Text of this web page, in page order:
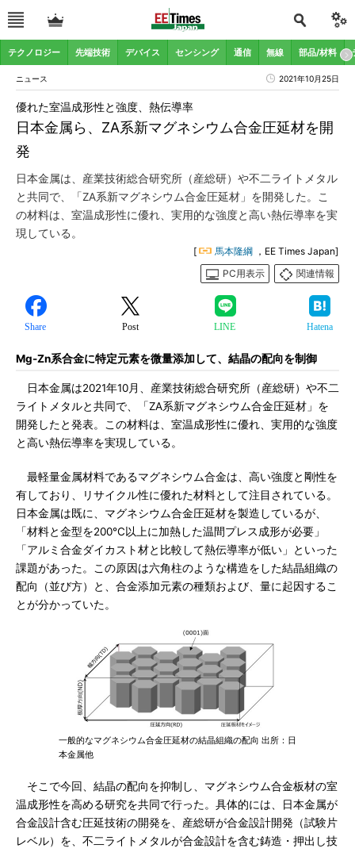
テクノロジー 先端技術 デバイス センシング 通信 無線 部品/材料
ニュース 2021年10月25日
日本金属ら、ZA系新マグネシウム合金圧延材を開
発
優れた室温成形性と強度、熱伝導率
日本金属は、産業技術総合研究所（産総研）や不二ライトメタル
と共同で、「ZA系新マグネシウム合金圧延材」を開発した。こ
の材料は、室温成形性に優れ、実用的な強度と高い熱伝導率を実
現している。
[ 馬本隆綱 ，EE Times Japan]
PC用表示
関連情報
Share Post LINE Hatena
Mg-Zn系合金に特定元素を微量添加して、結晶の配向を制御
日本金属は2021年10月、産業技術総合研究所（産総研）や不二
ライトメタルと共同で、「ZA系新マグネシウム合金圧延材」を
開発したと発表。この材料は、室温成形性に優れ、実用的な強度
と高い熱伝導率を実現している。
最軽量金属材料であるマグネシウム合金は、高い強度と剛性を
有しており、リサイクル性に優れた材料として注目されている。
日本金属は既に、マグネシウム合金圧延材を製造しているが、
「材料と金型を200℃以上に加熱した温間プレス成形が必要」
「アルミ合金ダイカスト材と比較して熱伝導率が低い」といった
課題があった。この原因は六角柱のような構造をした結晶組織の
配向（並び方）と、合金添加元素の種類および、量に起因するこ
とが分かっていた。
一般的なマグネシウム合金圧延材の結晶組織の配向 出所：日
本金属他
そこで今回、結晶の配向を抑制し、マグネシウム合金板材の室
温成形性を高める研究を共同で行った。具体的には、日本金属が
合金設計含む圧延技術の開発を、産総研が合金設計開発（試験片
レベル）を、不二ライトメタルが合金設計を含む鋳造・押出し技